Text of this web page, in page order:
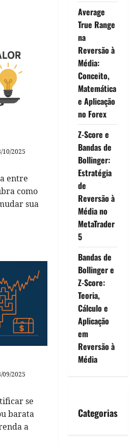
10/2025
entre
como
sua
09/2025
se
barata
a
Average
True Range
na
Reversão à
Média:
Conceito,
Matemática
e Aplicação
no Forex
Z-Score e
Bandas de
Bollinger:
Estratégia
de
Reversão à
Média no
MetaTrader
5
Bandas de
Bollinger e
Z-Score:
Teoria,
Cálculo e
Aplicação
em
Reversão à
Média
Categorias